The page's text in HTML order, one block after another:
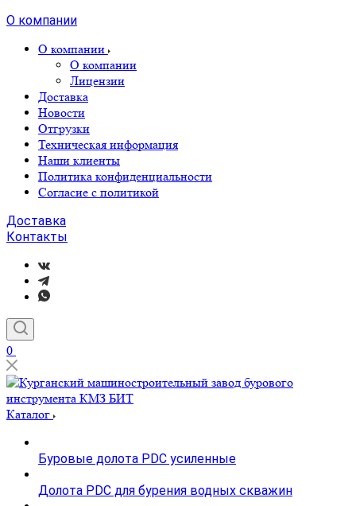
О компании
О компании
О компании
Лицензии
Доставка
Новости
Отгрузки
Техническая информация
Наши клиенты
Политика конфиденциальности
Согласие с политикой
Доставка
Контакты
0
Каталог
Буровые долота PDC усиленные
Долота PDC для бурения водных скважин